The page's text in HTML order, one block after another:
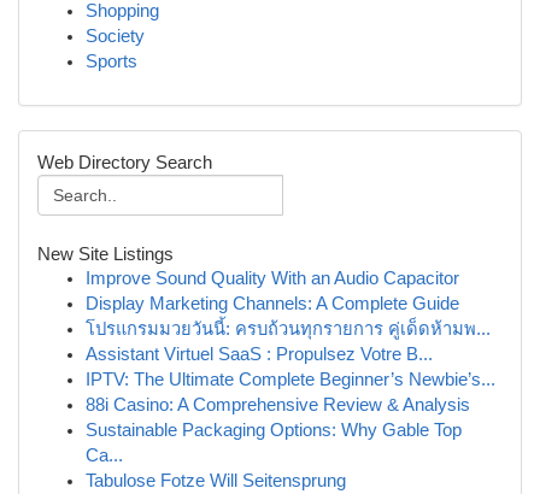
Shopping
Society
Sports
Web Directory Search
New Site Listings
Improve Sound Quality With an Audio Capacitor
Display Marketing Channels: A Complete Guide
โปรแกรมมวยวันนี้: ครบถ้วนทุกรายการ คู่เด็ดห้ามพ...
Assistant Virtuel SaaS : Propulsez Votre B...
IPTV: The Ultimate Complete Beginner’s Newbie’s...
88i Casino: A Comprehensive Review & Analysis
Sustainable Packaging Options: Why Gable Top
Ca...
Tabulose Fotze Will Seitensprung